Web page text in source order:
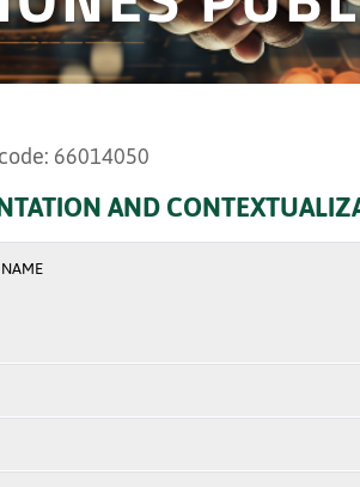
66014050
AND